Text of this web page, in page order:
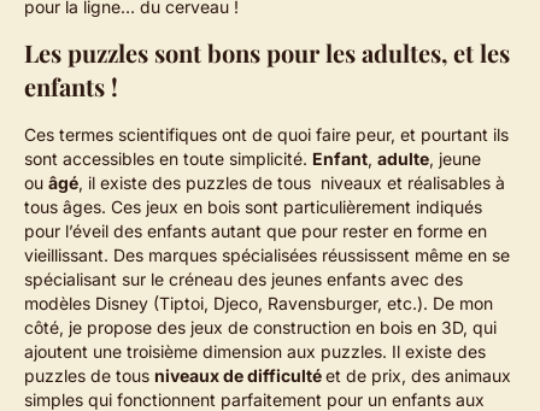
pour la ligne… du cerveau !
Les puzzles sont bons pour les adultes, et les
enfants !
Ces termes scientifiques ont de quoi faire peur, et pourtant ils
sont accessibles en toute simplicité. Enfant, adulte, jeune
ou âgé, il existe des puzzles de tous niveaux et réalisables à
tous âges. Ces jeux en bois sont particulièrement indiqués
pour l’éveil des enfants autant que pour rester en forme en
vieillissant. Des marques spécialisées réussissent même en se
spécialisant sur le créneau des jeunes enfants avec des
modèles Disney (Tiptoi, Djeco, Ravensburger, etc.). De mon
côté, je propose des jeux de construction en bois en 3D, qui
ajoutent une troisième dimension aux puzzles. Il existe des
puzzles de tous niveaux de difficultéet de prix, des animaux
simples qui fonctionnent parfaitement pour un enfants aux